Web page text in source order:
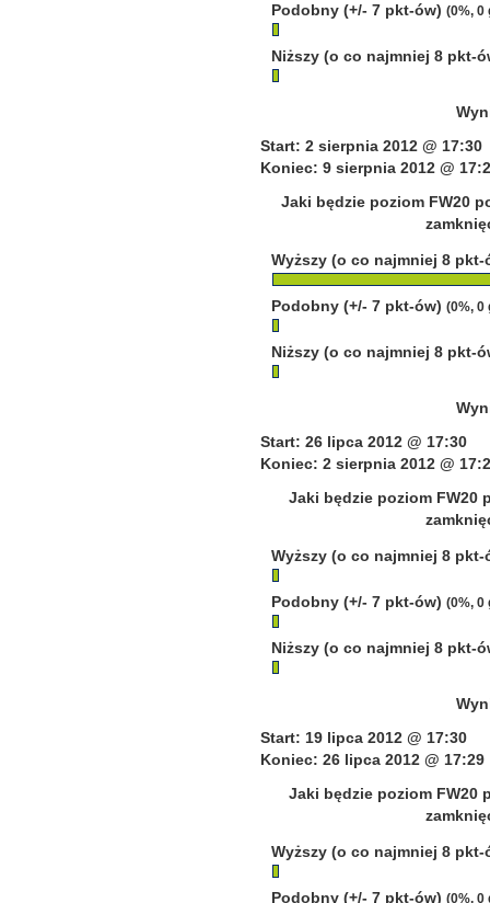
Podobny (+/- 7 pkt-ów) (0%, 0
Niższy (o co najmniej 8 pkt-
Start: 2 sierpnia 2012 @ 17:30
Koniec: 9 sierpnia 2012 @
Jaki będzie poziom FW20
Wyższy (o co najmniej 8
Podobny (+/- 7 pkt-ów) (0%, 0
Niższy (o co najmniej 8 pkt-
Start: 26 lipca 2012 @ 17:30
Koniec: 2 sierpnia 2012 @
Jaki będzie poziom FW20
Wyższy (o co najmniej 8
Podobny (+/- 7 pkt-ów) (0%, 0
Niższy (o co najmniej 8 pkt-
Start: 19 lipca 2012 @ 17:30
Koniec: 26 lipca 2012 @ 17:29
Jaki będzie poziom FW20
Wyższy (o co najmniej 8
Podobny (+/- 7 pkt-ów) (0%, 0